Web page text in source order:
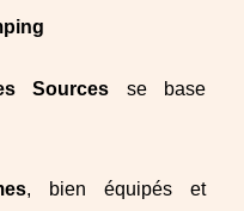
Sources se base
, bien équipés et